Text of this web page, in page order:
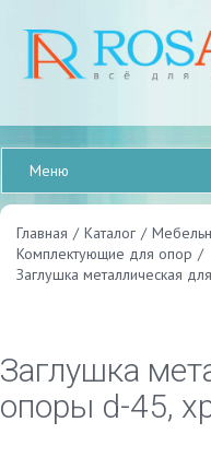
Меню
Главная / Каталог /
Комплектующие для опор /
Заглушка металлическая
Заглушка
опоры d-45,